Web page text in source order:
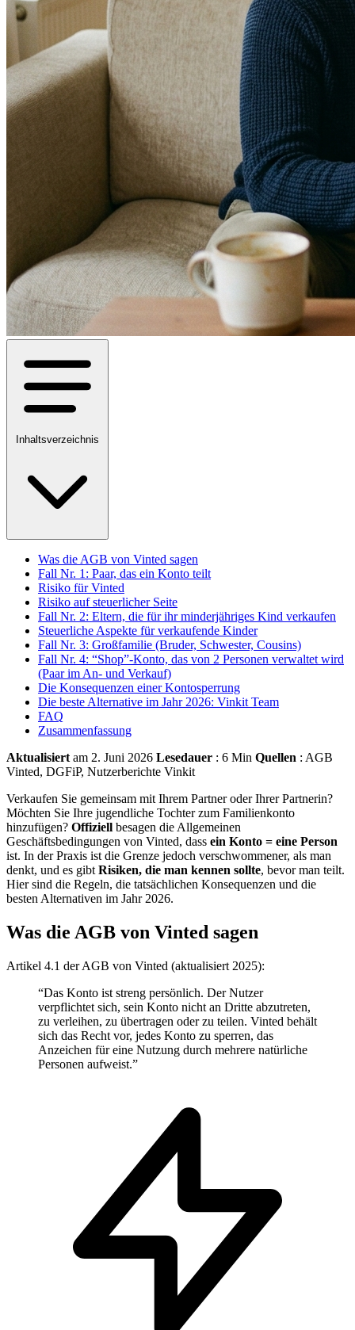
Inhaltsverzeichnis
Was die AGB von Vinted sagen
Fall Nr. 1: Paar, das ein Konto teilt
Risiko für Vinted
Risiko auf steuerlicher Seite
Fall Nr. 2: Eltern, die für ihr minderjähriges Kind verkaufen
Steuerliche Aspekte für verkaufende Kinder
Fall Nr. 3: Großfamilie (Bruder, Schwester, Cousins)
Fall Nr. 4: “Shop”-Konto, das von 2 Personen verwaltet wird
(Paar im An- und Verkauf)
Die Konsequenzen einer Kontosperrung
Die beste Alternative im Jahr 2026: Vinkit Team
FAQ
Zusammenfassung
Aktualisiert am 2. Juni 2026 Lesedauer : 6 Min Quellen : AGB
Vinted, DGFiP, Nutzerberichte Vinkit
Verkaufen Sie gemeinsam mit Ihrem Partner oder Ihrer Partnerin?
Möchten Sie Ihre jugendliche Tochter zum Familienkonto
hinzufügen? Offiziell besagen die Allgemeinen
Geschäftsbedingungen von Vinted, dass ein Konto = eine Person
ist. In der Praxis ist die Grenze jedoch verschwommener, als man
denkt, und es gibt Risiken, die man kennen sollte, bevor man teilt.
Hier sind die Regeln, die tatsächlichen Konsequenzen und die
besten Alternativen im Jahr 2026.
Was die AGB von Vinted sagen
Artikel 4.1 der AGB von Vinted (aktualisiert 2025):
“Das Konto ist streng persönlich. Der Nutzer
verpflichtet sich, sein Konto nicht an Dritte abzutreten,
zu verleihen, zu übertragen oder zu teilen. Vinted behält
sich das Recht vor, jedes Konto zu sperren, das
Anzeichen für eine Nutzung durch mehrere natürliche
Personen aufweist.”